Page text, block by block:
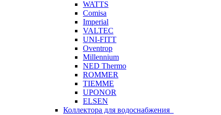
WATTS
Comisa
Imperial
VALTEC
UNI-FITT
Oventrop
Millennium
NED Thermo
ROMMER
TIEMME
UPONOR
ELSEN
Коллектора для водоснабжения